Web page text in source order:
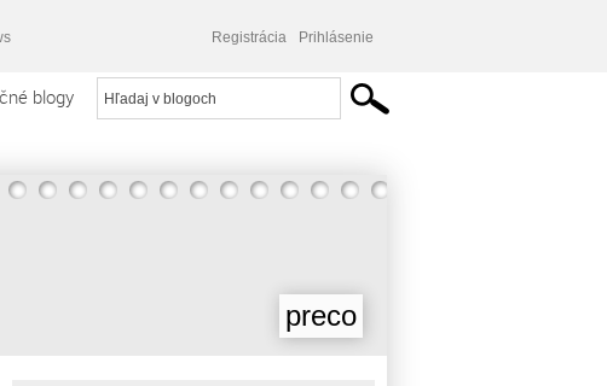
Registrácia Prihlásenie
blogy
preco